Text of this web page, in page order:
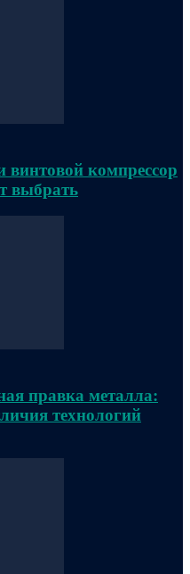
компрессор
выбрать
правка металла:
технологий